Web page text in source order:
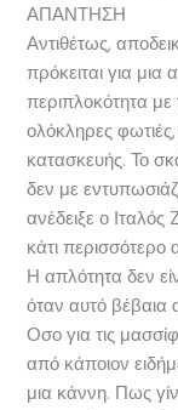
ΑΠΑΝΤΗΣΗ
Αντιθέτως,
πρόκειται για
περιπλοκότητα με
ολόκληρες
κατασκευής. Το
δεν με
ανέδειξε ο
κάτι
Η απλότητα δεν
όταν αυτό βέβαια
Οσο για τις
από κάποιον
μια κάννη. Πως